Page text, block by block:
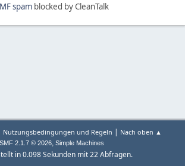
spamblocked by CleanTalk
Nutzungsbedingungen und Regeln | Nach oben ▲
SMF 2.1.7 © 2026, Simple Machines
in 0.098 Sekunden mit 22 Abfragen.